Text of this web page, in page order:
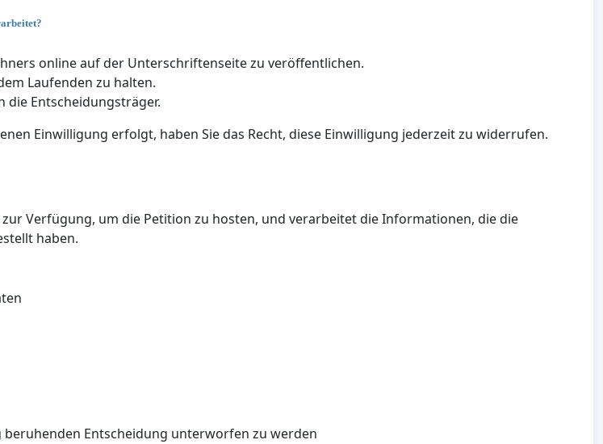
online auf der Unterschriftenseite zu veröffentlichen.
Laufenden zu halten.
Entscheidungsträger.
Einwilligung erfolgt, haben Sie das Recht, diese Einwilligung jederzeit zu widerrufen.
Verfügung, um die Petition zu hosten, und verarbeitet die Informationen, die die
haben.
Entscheidung unterworfen zu werden